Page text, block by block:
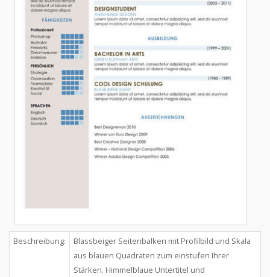
Beschreibung:
Blassbeiger Seitenbalken mit Profilbild und Skala
aus blauen Quadraten zum einstufen Ihrer
Stärken. Himmelblaue Untertitel und